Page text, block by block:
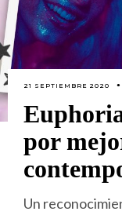
21 SEPTIEMBRE 2020
por
Un